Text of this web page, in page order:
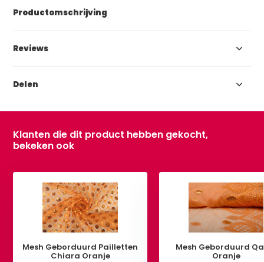
Productomschrijving
Reviews
Delen
Klanten die dit product hebben gekocht,
bekeken ook
Mesh Geborduurd Pailletten
Chiara Oranje
Mesh Geborduurd
Oranje